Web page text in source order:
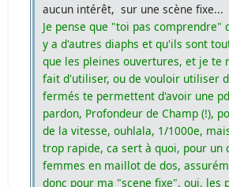
aucun intérêt, sur une scène fixe...
Je pense que "toi pas comprendre"
y a d'autres diaphs et qu'ils sont
que les pleines ouvertures, et je te
fait d'utiliser, ou de vouloir utiliser
fermés te permettent d'avoir une
pardon, Profondeur de Champ (!),
de la vitesse, ouhlala, 1/1000e,
trop rapide, ca sert à quoi, pour un
femmes en maillot de dos,
donc pour ma "scene fixe", oui, les